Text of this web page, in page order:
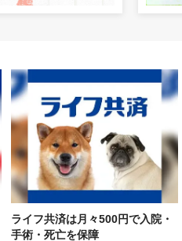
ライフ共済は月々500円で入院・
手術・死亡を保障